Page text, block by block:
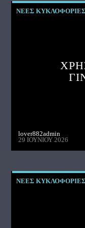
ΝΕΕΣ ΚΥΚΛΟΦΟΡΙΕΣ
lover882admin
29 ΙΟΥΝΊΟΥ 2026
ΝΕΕΣ ΚΥΚΛΟΦΟΡΙΕΣ